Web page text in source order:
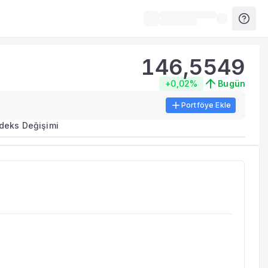
metrikleri listelenir.
benzer fonları inceleyebilirsiniz.
146,5549
+0,02% Bugün
Portföye Ekle
Değişimi